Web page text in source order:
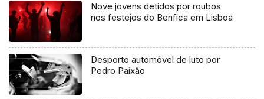
Nove jovens detidos por roubos
nos festejos do Benfica em Lisboa
Desporto automóvel de luto por
Pedro Paixão